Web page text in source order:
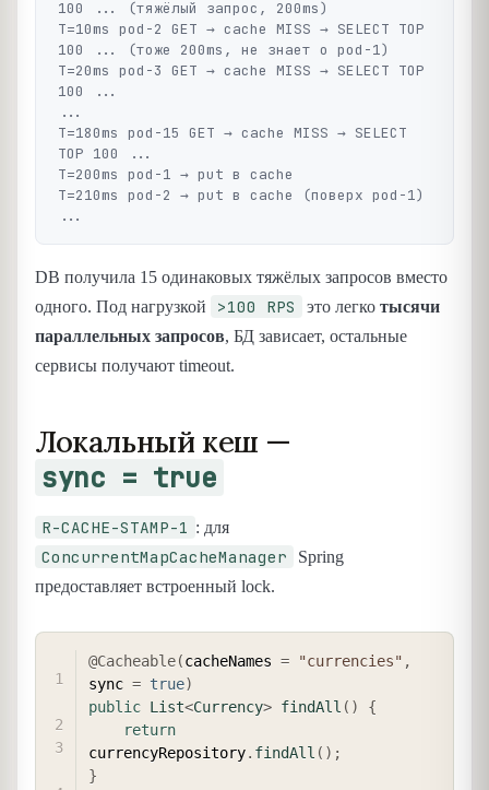
100 ... (тяжёлый запрос, 200ms)
T=10ms pod-2 GET → cache MISS → SELECT TOP
100 ... (тоже 200ms, не знает о pod-1)
T=20ms pod-3 GET → cache MISS → SELECT TOP
100 ...
...
T=180ms pod-15 GET → cache MISS → SELECT
TOP 100 ...
T=200ms pod-1 → put в cache
T=210ms pod-2 → put в cache (поверх pod-1)
DB получила 15 одинаковых тяжёлых запросов вместо
одного. Под нагрузкой
>100 RPS это легко тысячи
параллельных запросов, БД зависает, остальные
сервисы получают timeout.
Локальный кеш —
sync = true
R-CACHE-STAMP-1 : для
ConcurrentMapCacheManager
Spring
предоставляет встроенный lock.
@Cacheable(cacheNames = "currencies" ,
sync = true)
public List<Currency> findAll ( )
{
return
currencyRepository. findAll ( ) ;
}